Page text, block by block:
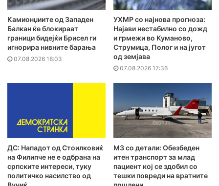
Камионџиите од Западен
Балкан ќе блокираат
граници бидејќи Брисел ги
игнорира нивните барања
07.08.2026 18:03
УХМР со најнова прогноза:
Најави нестабилно со дожд
и грмежи во Куманово,
Струмица, Полог и на југот
од земјава
07.08.2026 17:36
ДС: Нападот од Стоилковиќ
на Филипче не е одбрана на
српските интереси, туку
политичко насилство од
MЗ со детали: Обезбеден
итен транспорт за млад
пациент кој се здобил со
тешки повреди на вратните